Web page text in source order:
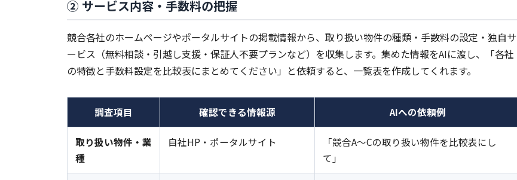
② サービス内容・手数料の把握
競合各社のホームページやポータルサイトの掲載情報から、取り扱い物件の種類・手数料の設定・独自サ
ービス（無料相談・引越し支援・保証人不要プランなど）を収集します。集めた情報をAIに渡し、「各社
の特徴と手数料設定を比較表にまとめてください」と依頼すると、一覧表を作成してくれます。
調査項目 確認できる情報源 AIへの依頼例
取り扱い物件・業
種
自社HP・ポータルサイト
「競合A〜Cの取り扱い物件を比較表にし
て」